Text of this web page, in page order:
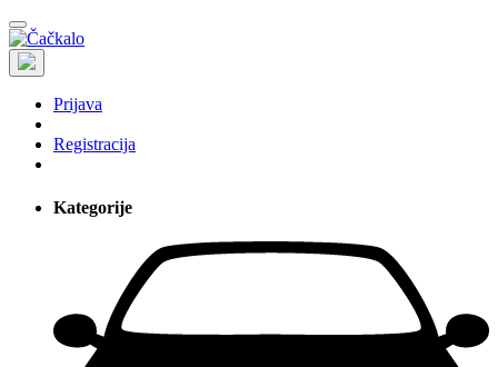
Prijava
Registracija
Kategorije